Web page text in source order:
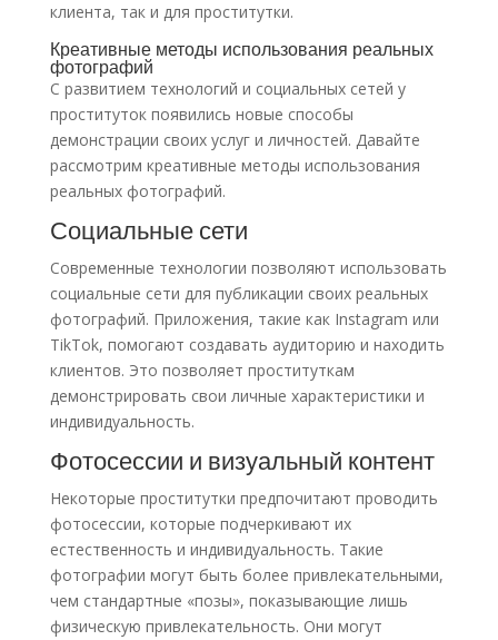
клиента, так и для проститутки.
Креативные методы использования реальных
фотографий
С развитием технологий и социальных сетей у
проституток появились новые способы
демонстрации своих услуг и личностей. Давайте
рассмотрим креативные методы использования
реальных фотографий.
Социальные сети
Современные технологии позволяют использовать
социальные сети для публикации своих реальных
фотографий. Приложения, такие как Instagram или
TikTok, помогают создавать аудиторию и находить
клиентов. Это позволяет проституткам
демонстрировать свои личные характеристики и
индивидуальность.
Фотосессии и визуальный контент
Некоторые проститутки предпочитают проводить
фотосессии, которые подчеркивают их
естественность и индивидуальность. Такие
фотографии могут быть более привлекательными,
чем стандартные «позы», показывающие лишь
физическую привлекательность. Они могут